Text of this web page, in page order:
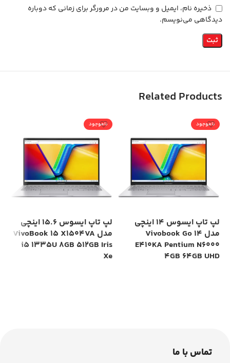
ذخیره نام، ایمیل و وبسایت من در مرورگر برای زمانی که دوباره
دیدگاهی می‌نویسم.
Related Products
ناموجود
لپ تاپ ایسوس 14 اینچی
مدل Vivobook Go 14
E410KA Pentium N6000
4GB 64GB UHD
ناموجود
لپ تاپ ایسوس 15.6 اینچی
مدل VivoBook 15 X1504VA
i5 1335U 8GB 512GB Iris
Xe
تماس با ما